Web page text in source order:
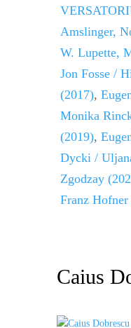
Amslinger,
W. Lupette,
Jon Fosse /
(2017),
Monika
(2019),
Dycki /
Zgodzay
Franz
Caius